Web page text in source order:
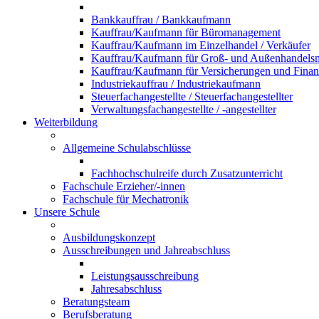
Bankkauffrau / Bankkaufmann
Kauffrau/Kaufmann für Büromanagement
Kauffrau/Kaufmann im Einzelhandel / Verkäufer
Kauffrau/Kaufmann für Groß- und
Kauffrau/Kaufmann für Versicherungen und
Industriekauffrau / Industriekaufmann
Steuerfachangestellte / Steuerfachangestellter
Verwaltungsfachangestellte / -angestellter
Weiterbildung
Allgemeine Schulabschlüsse
Fachhochschulreife durch Zusatzunterricht
Fachschule Erzieher/-innen
Fachschule für Mechatronik
Unsere Schule
Ausbildungskonzept
Ausschreibungen und Jahreabschluss
Leistungsausschreibung
Jahresabschluss
Beratungsteam
Berufsberatung